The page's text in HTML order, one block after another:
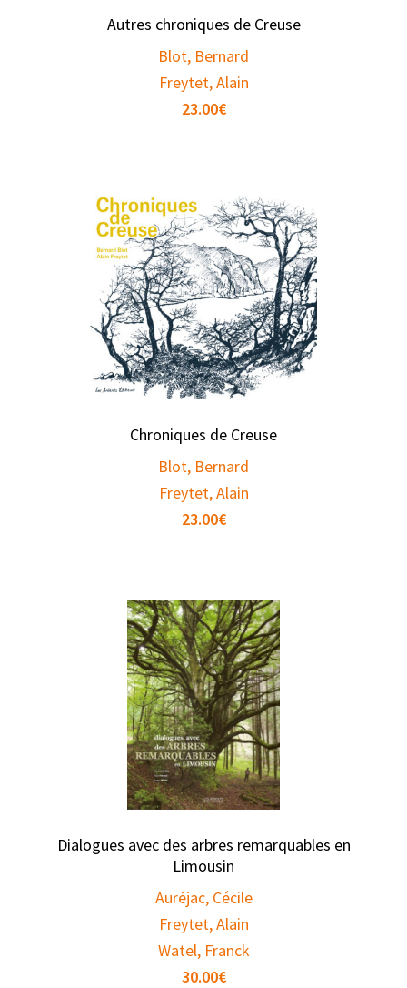
Autres chroniques de Creuse
Blot, Bernard
Freytet, Alain
23.00€
Chroniques de Creuse
Blot, Bernard
Freytet, Alain
23.00€
Dialogues avec des arbres remarquables en
Limousin
Auréjac, Cécile
Freytet, Alain
Watel, Franck
30.00€